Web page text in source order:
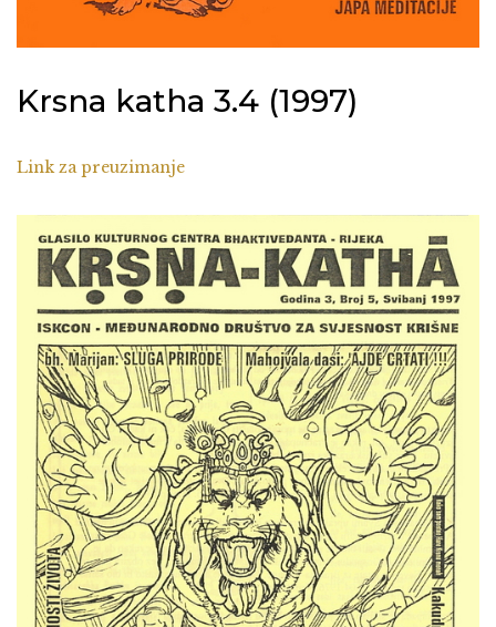
Krsna katha 3.4 (1997)
Link za preuzimanje